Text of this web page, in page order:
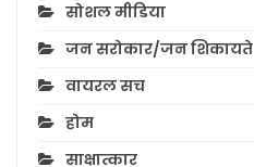
सोशल मीडिया
जन सरोकार/जन शिकायते
वायरल सच
होम
साक्षात्कार